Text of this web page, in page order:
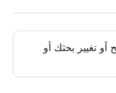
تغيير بحثك أو